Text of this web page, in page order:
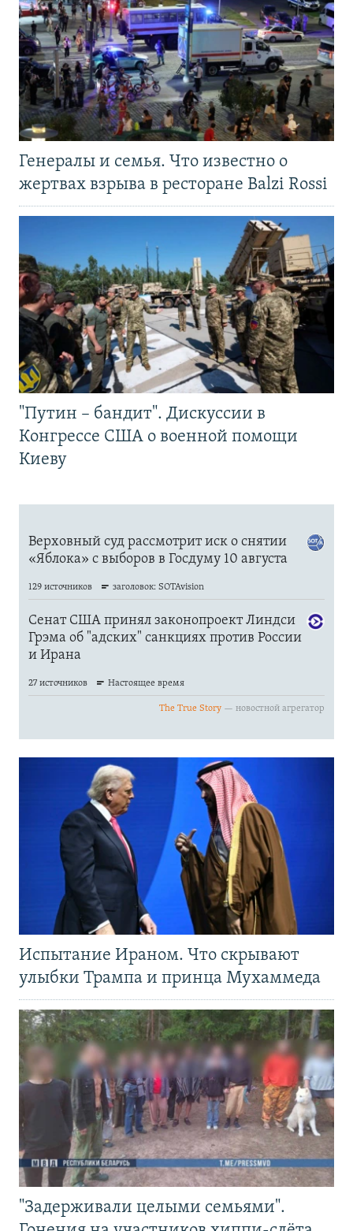
Генералы и семья. Что известно о
жертвах взрыва в ресторане Balzi Rossi
"Путин – бандит". Дискуссии в
Конгрессе США о военной помощи
Киеву
Испытание Ираном. Что скрывают
улыбки Трампа и принца Мухаммеда
"Задерживали целыми семьями".